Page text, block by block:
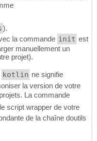
).
la commande init est
manuellement un
projet).
kotlin ne signifie
la version de votre
La commande
script wrapper de votre
de la chaîne doutils